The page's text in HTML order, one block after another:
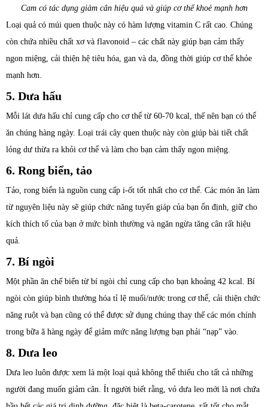
Cam có tác dụng giảm cân hiệu quả và giúp cơ thể khoẻ mạnh hơn
Loại quả có múi quen thuộc này có hàm lượng vitamin C rất cao. Chúng
còn chứa nhiều chất xơ và flavonoid – các chất này giúp bạn cảm thấy
ngon miệng, cải thiện hệ tiêu hóa, gan và da, đồng thời giúp cơ thể khỏe
mạnh hơn.
5. Dưa hấu
Mỗi lát dưa hấu chỉ cung cấp cho cơ thể từ 60-70 kcal, thế nên bạn có thể
ăn chúng hàng ngày. Loại trái cây quen thuộc này còn giúp bài tiết chất
lỏng dư thừa ra khỏi cơ thể và làm cho bạn cảm thấy ngon miệng.
6. Rong biển, tảo
Tảo, rong biển là nguồn cung cấp i-ốt tốt nhất cho cơ thể. Các món ăn làm
từ nguyên liệu này sẽ giúp chức năng tuyến giáp của bạn ổn định, giữ cho
kích thích tố của bạn ở mức bình thường và ngăn ngừa tăng cân rất hiệu
quả.
7. Bí ngòi
Một phần ăn chế biến từ bí ngòi chỉ cung cấp cho bạn khoảng 42 kcal. Bí
ngòi còn giúp bình thường hóa tỉ lệ muối/nước trong cơ thể, cải thiện chức
năng ruột và bạn cũng có thể được sử dụng chúng thay thế các món chính
trong bữa ă hàng ngày để giảm mức năng lượng bạn phải “nạp” vào.
8. Dưa leo
Dưa leo luôn được xem là một loại quả không thể thiếu cho tất cả những
người đang muốn giảm cân. Ít người biết rằng, vỏ dưa leo mới là nơi chứa